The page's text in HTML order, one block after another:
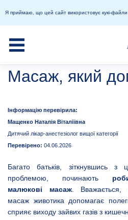
Я приймаю, що цей сайт використовує кукі-файли
Масаж, який
Інформацію перевірила:
Мащенко Наталія Віталіївна
Дитячий лікар-анестезіолог вищої категорії
Перевірено: 04.06.2026
Багато батьків, зіткнувшись з
проблемою, починають
малюкові масаж.
масаж животика допомагає
сприяє виходу зайвих газів з